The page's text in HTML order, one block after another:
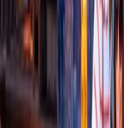
Experto en hoteles
Confirmación de reserva